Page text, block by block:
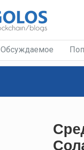
Обсуждаемое